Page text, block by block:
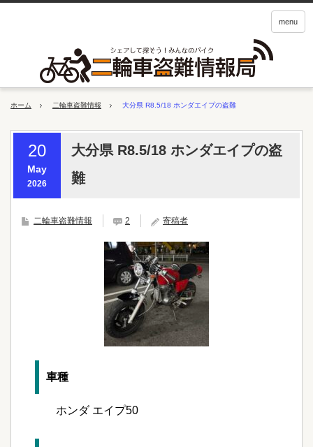
menu
ホーム 二輪車盗難情報 大分県 R8.5/18 ホンダエイプの盗難
20
May
2026
大分県 R8.5/18 ホンダエイプの盗
難
二輪車盗難情報 2 寄稿者
車種
ホンダ エイプ50